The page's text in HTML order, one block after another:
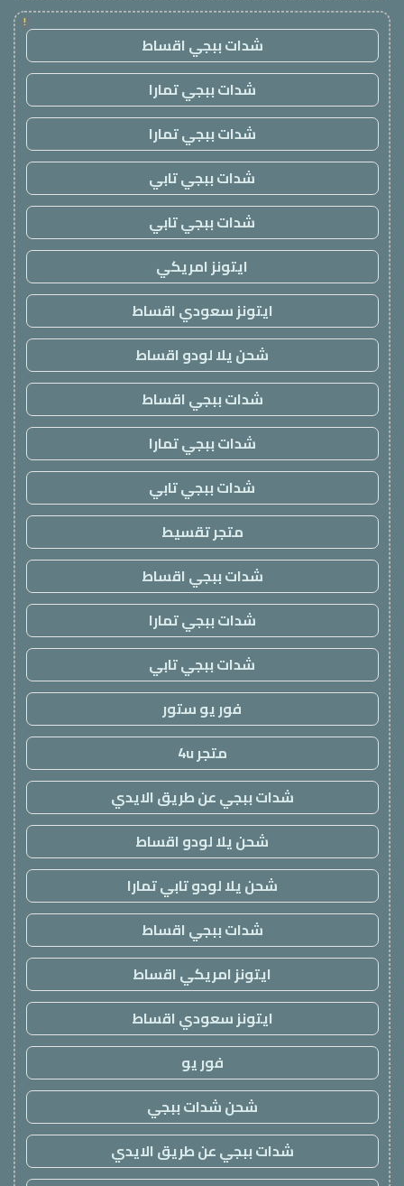
!
شدات ببجي اقساط
شدات ببجي تمارا
شدات ببجي تمارا
شدات ببجي تابي
شدات ببجي تابي
ايتونز امريكي
ايتونز سعودي اقساط
شحن يلا لودو اقساط
شدات ببجي اقساط
شدات ببجي تمارا
شدات ببجي تابي
متجر تقسيط
شدات ببجي اقساط
شدات ببجي تمارا
شدات ببجي تابي
فور يو ستور
متجر 4u
شدات ببجي عن طريق الايدي
شحن يلا لودو اقساط
شحن يلا لودو تابي تمارا
شدات ببجي اقساط
ايتونز امريكي اقساط
ايتونز سعودي اقساط
فور يو
شحن شدات ببجي
شدات ببجي عن طريق الايدي